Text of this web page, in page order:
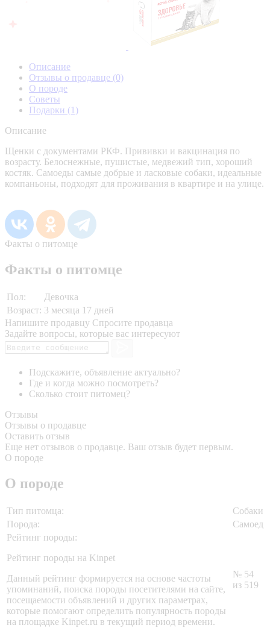
Описание
Отзывы о продавце (0)
О породе
Советы
Подарки (1)
Описание
Щенки с документами РКФ. Прививки и вакцинация по
возрасту. Белоснежные, пушистые, медвежий тип, хороший
костяк. Самоеды самые добрые и ласковые собаки, идеальные
компаньоны, подходят для проживания в квартире и на улице.
Факты о питомце
Факты о питомце
Пол:
Девочка
Возраст: 3 месяца 17 дней
Напишите продавцу Спросите продавца
Задайте вопросы, которые вас интересуют
Подскажите, объявление актуально?
Где и когда можно посмотреть?
Сколько стоит питомец?
Отзывы
Отзывы о продавце
Оставить отзыв
Еще нет отзывов о продавце. Ваш отзыв будет первым.
О породе
О породе
Тип питомца:
Собаки
Порода:
Самоед
Рейтинг породы:
Рейтинг породы на Kinpet
Данный рейтинг формируется на основе частоты
упоминаний, поиска породы посетителями на сайте,
посещаемости объявлений и других параметрах,
которые помогают определить популярность породы
на площадке Kinpet.ru в текущий период времени.
№ 54
из 519